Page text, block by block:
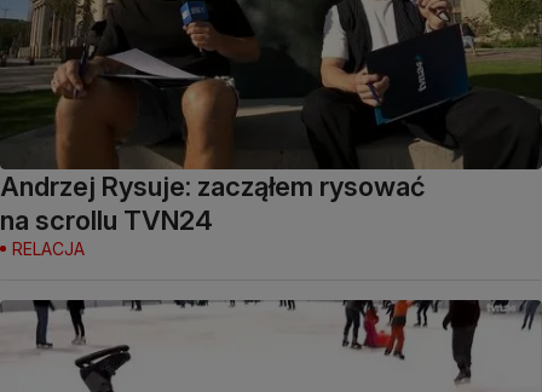
Andrzej Rysuje: zacząłem rysować
na scrollu TVN24
RELACJA